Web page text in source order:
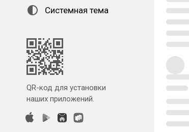
Системная тема
QR-код для установки
наших приложений.